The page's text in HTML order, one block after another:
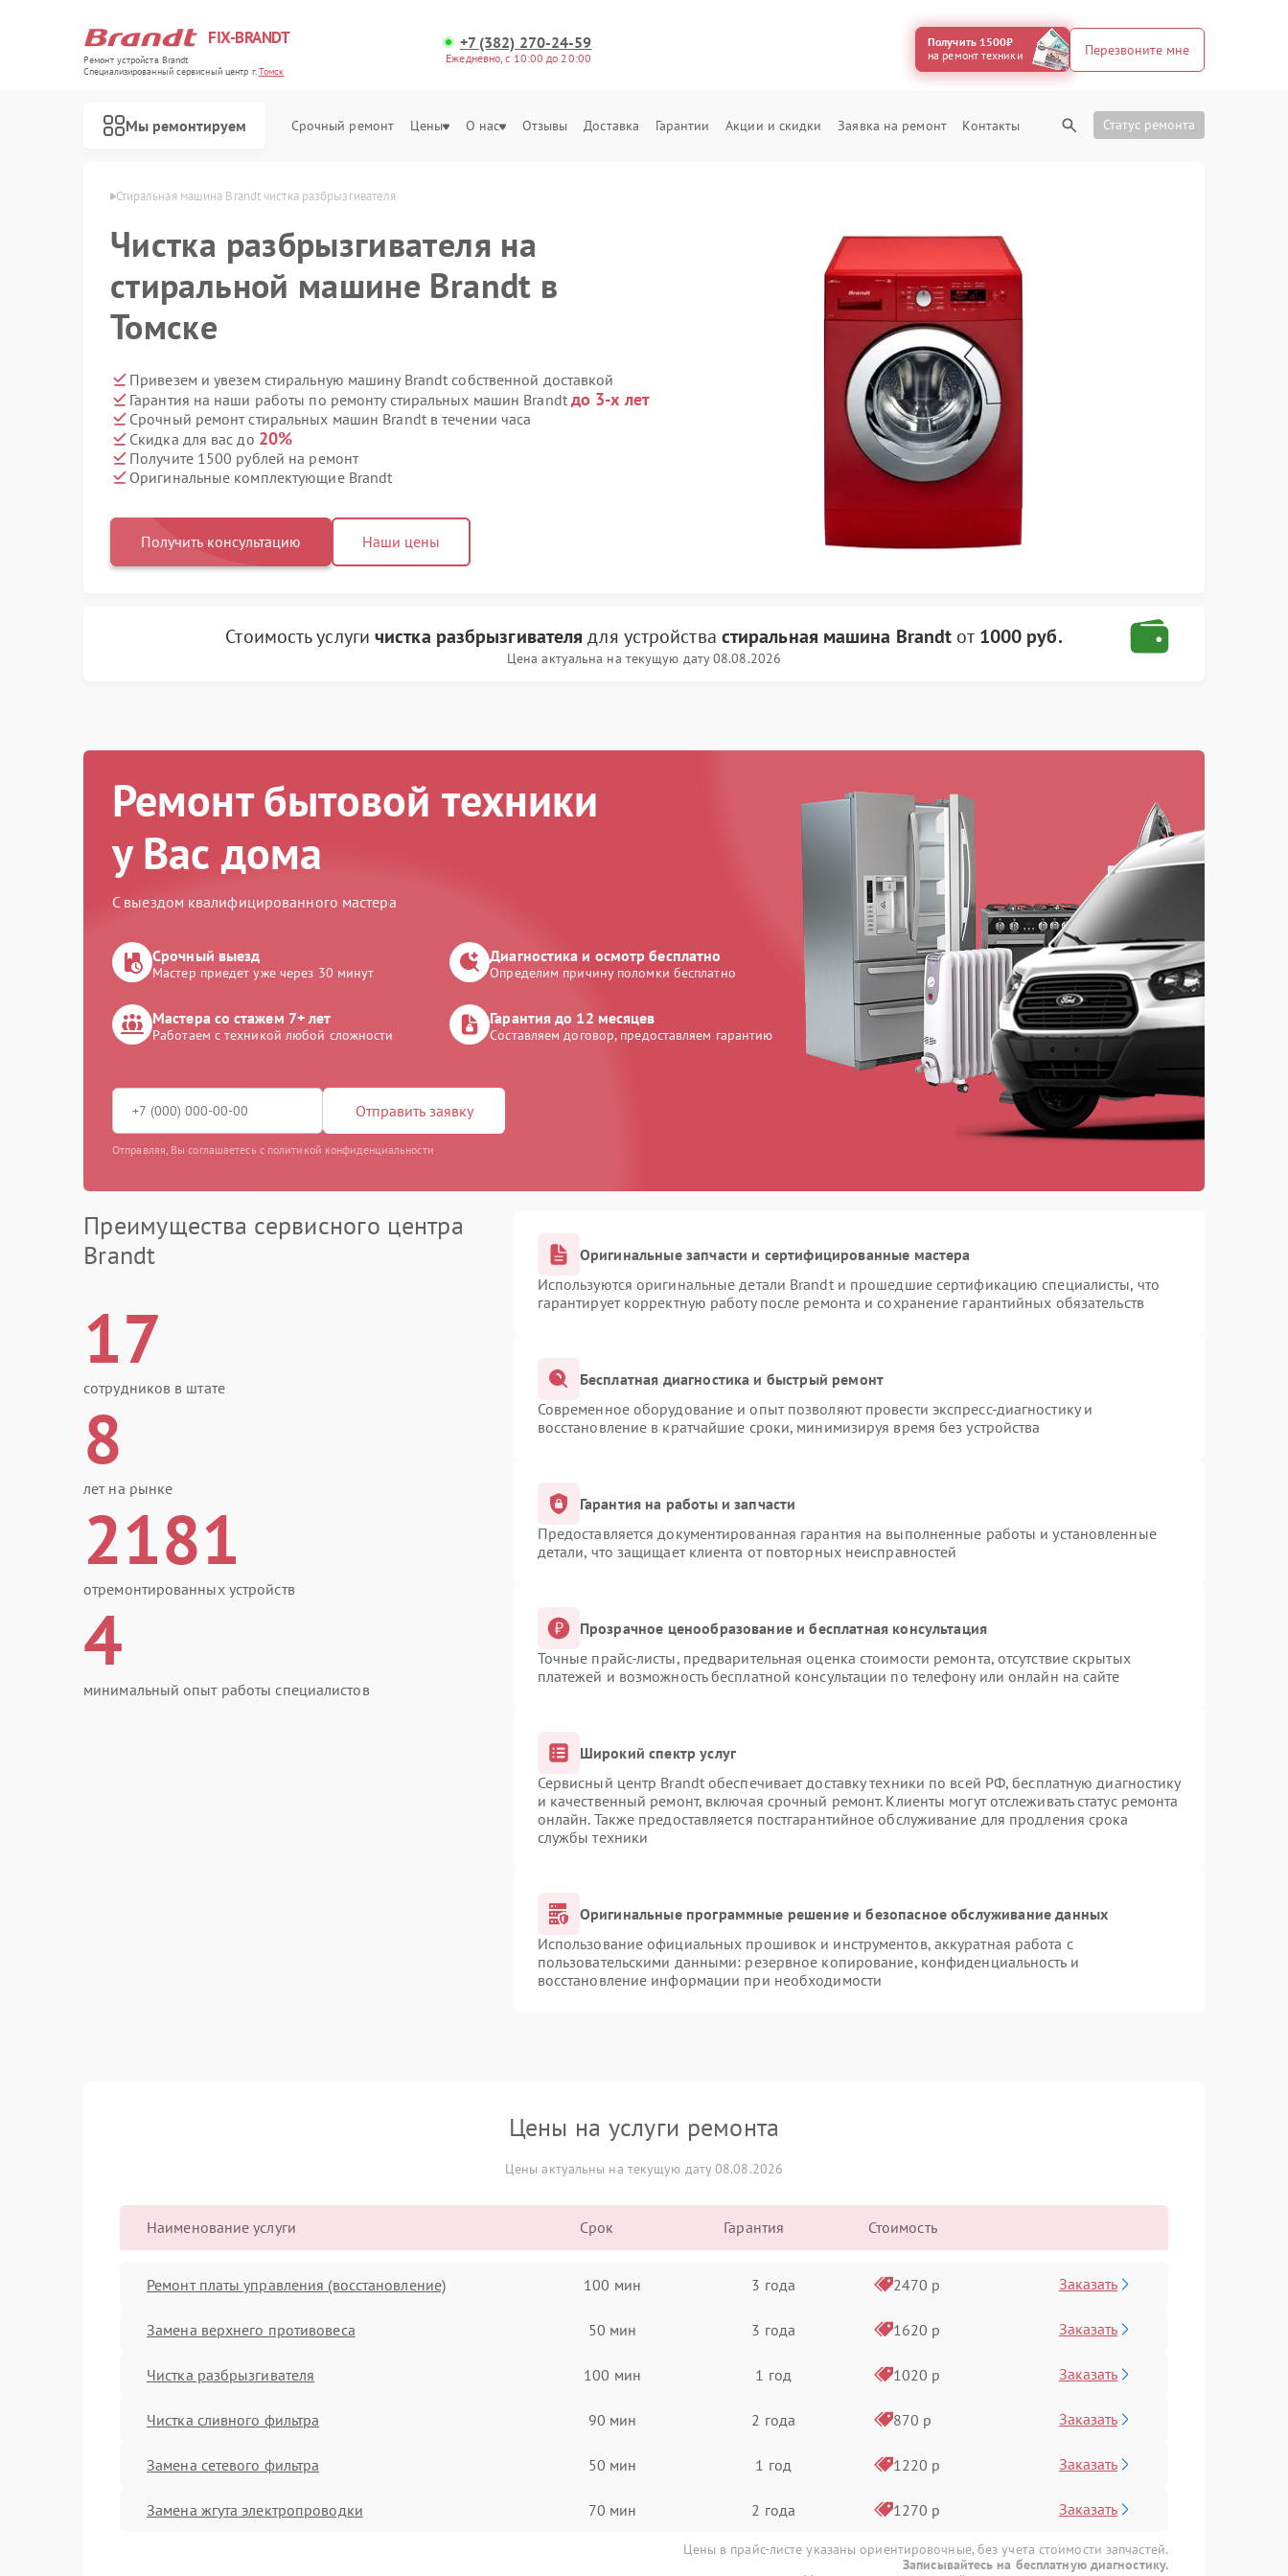
FIX-BRANDT
Ремонт устройств Brandt
Специализированный cервисный центр г.Томск
+7 (382) 270-24-59
Ежедневно, с 10:00 до 20:00
Получить 1500₽
на ремонт техники
Перезвоните мне
Мы ремонтируем Срочный ремонт Цены О нас Отзывы Доставка Гарантии Акции и скидки Заявка на ремонт Контакты Статус ремонта
Стиральная машина Brandt чистка разбрызгивателя
Чистка разбрызгивателя на
стиральной машине Brandt в
Томске
Привезем и увезем стиральную машину Brandt собственной доставкой
Гарантия на наши работы по ремонту стиральных машин Brandt до 3-х лет
Срочный ремонт стиральных машин Brandt в течении часа
Скидка для вас до 20%
Получите 1500 рублей на ремонт
Оригинальные комплектующие Brandt
Получить консультацию Наши цены
Стоимость услугичистка разбрызгивателя для устройства стиральная машина Brandt от 1000 руб.
Цена актуальна на текущую дату 08.08.2026
Ремонт бытовой техники
у Вас дома
С выездом квалифицированного мастера
Срочный выезд
Мастер приедет уже через 30 минут
Диагностика и осмотр бесплатно
Определим причину поломки бесплатно
Мастера со стажем 7+ лет
Работаем с техникой любой сложности
Гарантия до 12 месяцев
Составляем договор, предоставляем гарантию
Отправить заявку
Отправляя, Вы соглашаетесь с политикой конфиденциальности
Преимущества сервисного центра
Brandt
17
сотрудников в штате
8
лет на рынке
2181
отремонтированных устройств
4
минимальный опыт работы специалистов
Оригинальные запчасти и сертифицированные мастера
Используются оригинальные детали Brandt и прошедшие сертификацию специалисты, что
гарантирует корректную работу после ремонта и сохранение гарантийных обязательств
Бесплатная диагностика и быстрый ремонт
Современное оборудование и опыт позволяют провести экспресс-диагностику и
восстановление в кратчайшие сроки, минимизируя время без устройства
Гарантия на работы и запчасти
Предоставляется документированная гарантия на выполненные работы и установленные
детали, что защищает клиента от повторных неисправностей
Прозрачное ценообразование и бесплатная консультация
Точные прайс-листы, предварительная оценка стоимости ремонта, отсутствие скрытых
платежей и возможность бесплатной консультации по телефону или онлайн на сайте
Широкий спектр услуг
Сервисный центр Brandt обеспечивает доставку техники по всей РФ, бесплатную диагностику
и качественный ремонт, включая срочный ремонт. Клиенты могут отслеживать статус ремонта
онлайн. Также предоставляется постгарантийное обслуживание для продления срока
службы техники
Оригинальные программные решение и безопасное обслуживание данных
Использование официальных прошивок и инструментов, аккуратная работа с
пользовательскими данными: резервное копирование, конфиденциальность и
восстановление информации при необходимости
Цены на услуги ремонта
Цены актуальны на текущую дату 08.08.2026
Наименование услуги Срок Гарантия Стоимость
Ремонт платы управления (восстановление) 100 мин 3 года 2470 р Заказать
Замена верхнего противовеса 50 мин 3 года 1620 р Заказать
Чистка разбрызгивателя 100 мин 1 год 1020 р Заказать
Чистка сливного фильтра 90 мин 2 года 870 р Заказать
Замена сетевого фильтра 50 мин 1 год 1220 р Заказать
Замена жгута электропроводки 70 мин 2 года 1270 р Заказать
Цены в прайс-листе указаны ориентировочные, без учета стоимости запчастей.
Записывайтесь на бесплатную диагностику.